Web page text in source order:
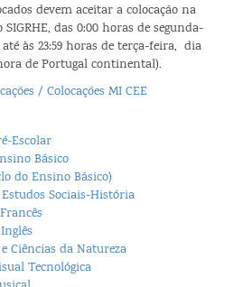
devem aceitar a colocação na
das 0:00 horas de segunda-
às 23:59 horas de terça-feira, dia
de Portugal continental).
/ Colocações MI CEE
Escolar
Básico
do Ensino Básico)
Sociais-História
Ciências da Natureza
Tecnológica